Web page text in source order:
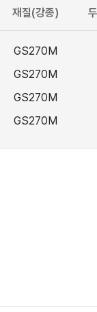
재질(강종)
GS270M
GS270M
GS270M
GS270M